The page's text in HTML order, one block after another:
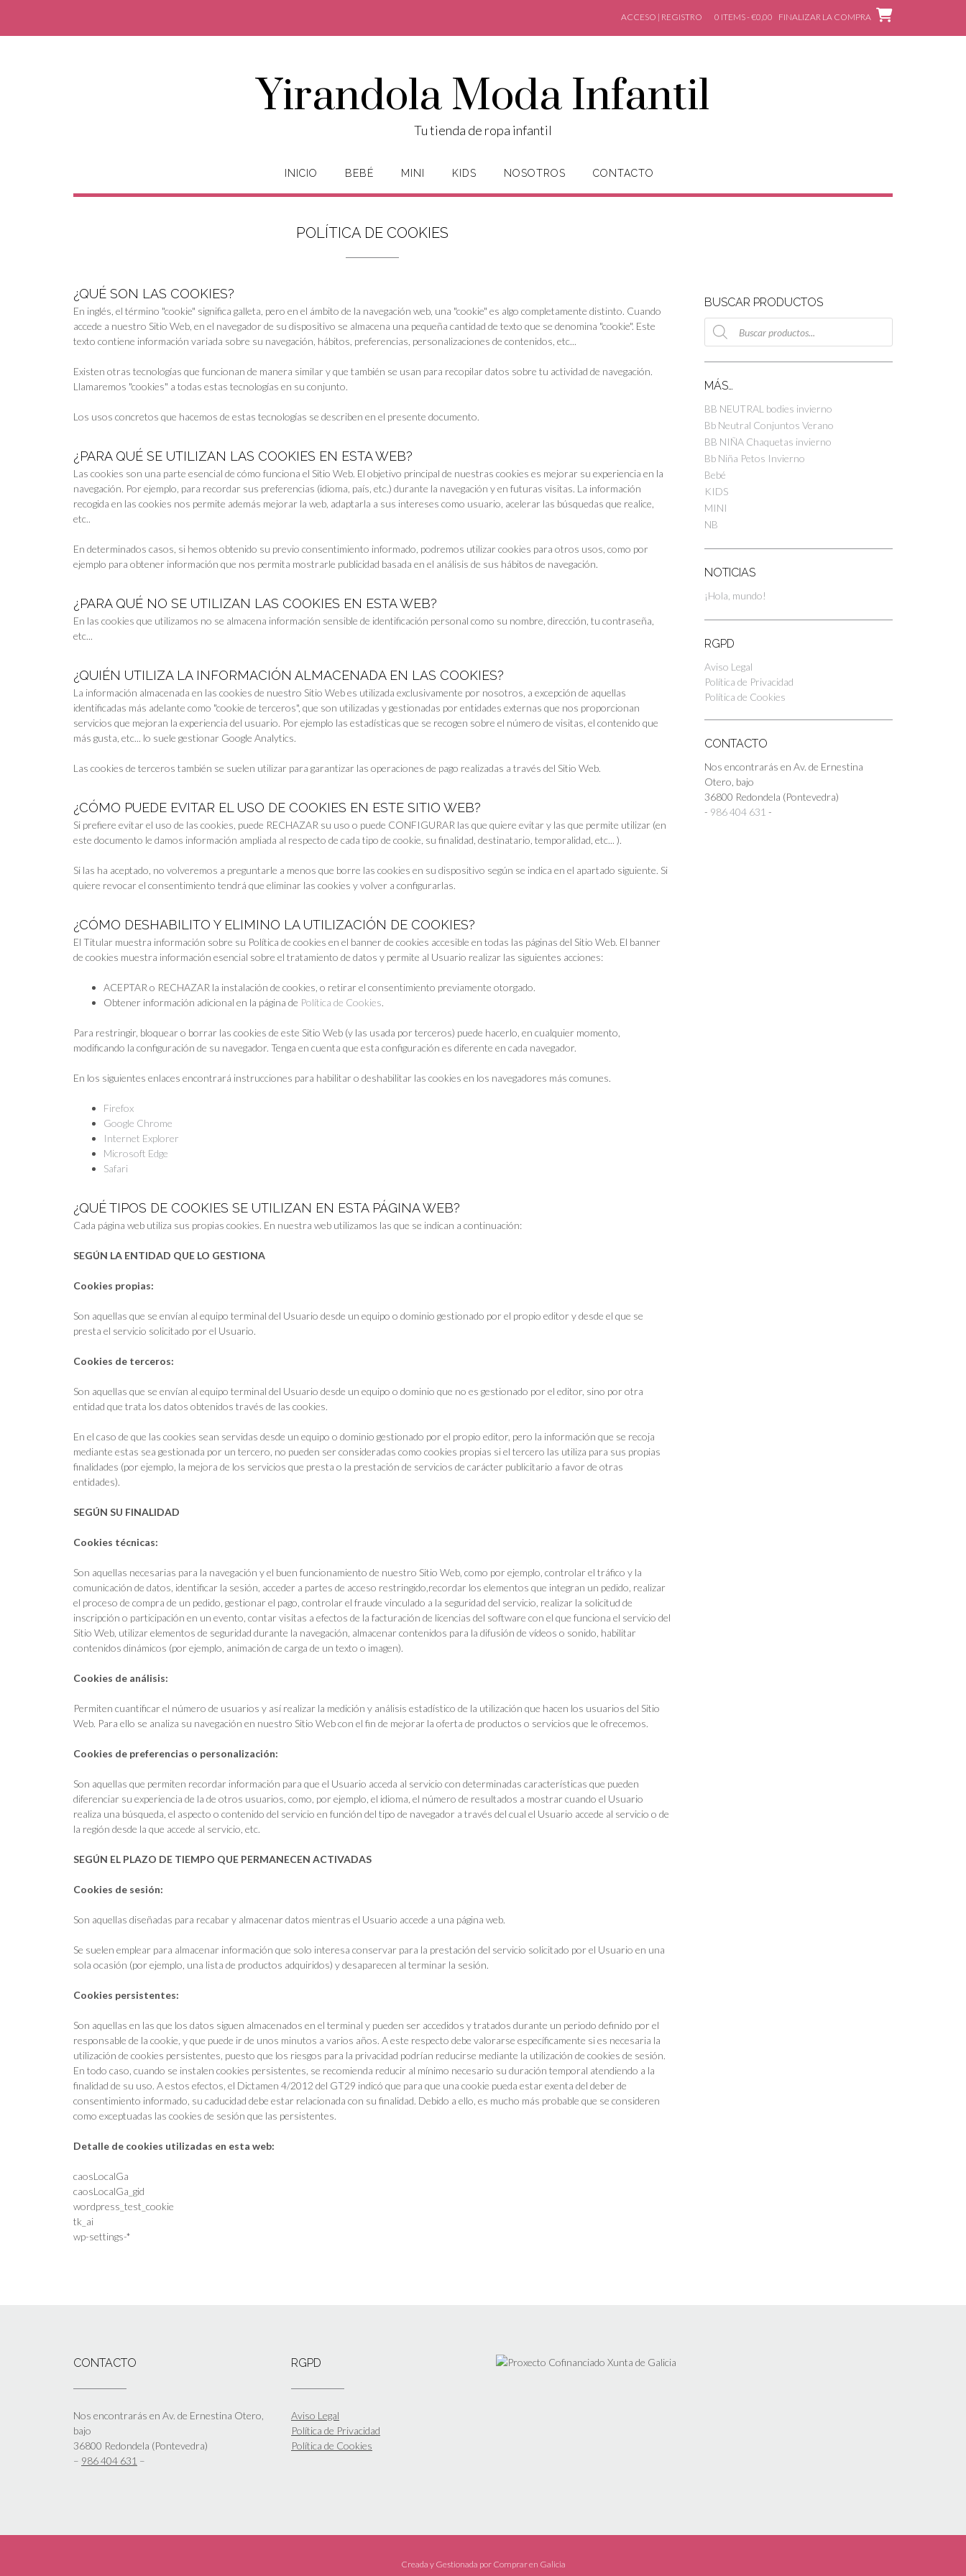
contenido
ACCESO | REGISTRO 0 ITEMS - €0,00 FINALIZAR LA COMPRA
Yirandola Moda Infantil
Tu tienda de ropa infantil
INICIO BEBÉ MINI KIDS NOSOTROS CONTACTO
POLÍTICA DE COOKIES
¿QUÉ SON LAS COOKIES?
En inglés, el término "cookie" significa galleta, pero en el ámbito de la navegación web, una "cookie" es algo completamente distinto. Cuando
accede a nuestro Sitio Web, en el navegador de su dispositivo se almacena una pequeña cantidad de texto que se denomina "cookie". Este
texto contiene información variada sobre su navegación, hábitos, preferencias, personalizaciones de contenidos, etc...
Existen otras tecnologías que funcionan de manera similar y que también se usan para recopilar datos sobre tu actividad de navegación.
Llamaremos "cookies" a todas estas tecnologías en su conjunto.
Los usos concretos que hacemos de estas tecnologías se describen en el presente documento.
¿PARA QUÉ SE UTILIZAN LAS COOKIES EN ESTA WEB?
Las cookies son una parte esencial de cómo funciona el Sitio Web. El objetivo principal de nuestras cookies es mejorar su experiencia en la
navegación. Por ejemplo, para recordar sus preferencias (idioma, país, etc.) durante la navegación y en futuras visitas. La información
recogida en las cookies nos permite además mejorar la web, adaptarla a sus intereses como usuario, acelerar las búsquedas que realice,
etc..
En determinados casos, si hemos obtenido su previo consentimiento informado, podremos utilizar cookies para otros usos, como por
ejemplo para obtener información que nos permita mostrarle publicidad basada en el análisis de sus hábitos de navegación.
¿PARA QUÉ NO SE UTILIZAN LAS COOKIES EN ESTA WEB?
En las cookies que utilizamos no se almacena información sensible de identificación personal como su nombre, dirección, tu contraseña,
etc...
¿QUIÉN UTILIZA LA INFORMACIÓN ALMACENADA EN LAS COOKIES?
La información almacenada en las cookies de nuestro Sitio Web es utilizada exclusivamente por nosotros, a excepción de aquellas
identificadas más adelante como "cookie de terceros", que son utilizadas y gestionadas por entidades externas que nos proporcionan
servicios que mejoran la experiencia del usuario. Por ejemplo las estadísticas que se recogen sobre el número de visitas, el contenido que
más gusta, etc... lo suele gestionar Google Analytics.
Las cookies de terceros también se suelen utilizar para garantizar las operaciones de pago realizadas a través del Sitio Web.
¿CÓMO PUEDE EVITAR EL USO DE COOKIES EN ESTE SITIO WEB?
Si prefiere evitar el uso de las cookies, puede RECHAZAR su uso o puede CONFIGURAR las que quiere evitar y las que permite utilizar (en
este documento le damos información ampliada al respecto de cada tipo de cookie, su finalidad, destinatario, temporalidad, etc... ).
Si las ha aceptado, no volveremos a preguntarle a menos que borre las cookies en su dispositivo según se indica en el apartado siguiente. Si
quiere revocar el consentimiento tendrá que eliminar las cookies y volver a configurarlas.
¿CÓMO DESHABILITO Y ELIMINO LA UTILIZACIÓN DE COOKIES?
El Titular muestra información sobre su Política de cookies en el banner de cookies accesible en todas las páginas del Sitio Web. El banner
de cookies muestra información esencial sobre el tratamiento de datos y permite al Usuario realizar las siguientes acciones:
ACEPTAR o RECHAZAR la instalación de cookies, o retirar el consentimiento previamente otorgado.
Obtener información adicional en la página de Política de Cookies.
Para restringir, bloquear o borrar las cookies de este Sitio Web (y las usada por terceros) puede hacerlo, en cualquier momento,
modificando la configuración de su navegador. Tenga en cuenta que esta configuración es diferente en cada navegador.
En los siguientes enlaces encontrará instrucciones para habilitar o deshabilitar las cookies en los navegadores más comunes.
Firefox
Google Chrome
Internet Explorer
Microsoft Edge
Safari
¿QUÉ TIPOS DE COOKIES SE UTILIZAN EN ESTA PÁGINA WEB?
Cada página web utiliza sus propias cookies. En nuestra web utilizamos las que se indican a continuación:
SEGÚN LA ENTIDAD QUE LO GESTIONA
Cookies propias:
Son aquellas que se envían al equipo terminal del Usuario desde un equipo o dominio gestionado por el propio editor y desde el que se
presta el servicio solicitado por el Usuario.
Cookies de terceros:
Son aquellas que se envían al equipo terminal del Usuario desde un equipo o dominio que no es gestionado por el editor, sino por otra
entidad que trata los datos obtenidos través de las cookies.
En el caso de que las cookies sean servidas desde un equipo o dominio gestionado por el propio editor, pero la información que se recoja
mediante estas sea gestionada por un tercero, no pueden ser consideradas como cookies propias si el tercero las utiliza para sus propias
finalidades (por ejemplo, la mejora de los servicios que presta o la prestación de servicios de carácter publicitario a favor de otras
entidades).
SEGÚN SU FINALIDAD
Cookies técnicas:
Son aquellas necesarias para la navegación y el buen funcionamiento de nuestro Sitio Web, como por ejemplo, controlar el tráfico y la
comunicación de datos, identificar la sesión, acceder a partes de acceso restringido,recordar los elementos que integran un pedido, realizar
el proceso de compra de un pedido, gestionar el pago, controlar el fraude vinculado a la seguridad del servicio, realizar la solicitud de
inscripción o participación en un evento, contar visitas a efectos de la facturación de licencias del software con el que funciona el servicio del
Sitio Web, utilizar elementos de seguridad durante la navegación, almacenar contenidos para la difusión de vídeos o sonido, habilitar
contenidos dinámicos (por ejemplo, animación de carga de un texto o imagen).
Cookies de análisis:
Permiten cuantificar el número de usuarios y así realizar la medición y análisis estadístico de la utilización que hacen los usuarios del Sitio
Web. Para ello se analiza su navegación en nuestro Sitio Web con el fin de mejorar la oferta de productos o servicios que le ofrecemos.
Cookies de preferencias o personalización:
Son aquellas que permiten recordar información para que el Usuario acceda al servicio con determinadas características que pueden
diferenciar su experiencia de la de otros usuarios, como, por ejemplo, el idioma, el número de resultados a mostrar cuando el Usuario
realiza una búsqueda, el aspecto o contenido del servicio en función del tipo de navegador a través del cual el Usuario accede al servicio o de
la región desde la que accede al servicio, etc.
SEGÚN EL PLAZO DE TIEMPO QUE PERMANECEN ACTIVADAS
Cookies de sesión:
Son aquellas diseñadas para recabar y almacenar datos mientras el Usuario accede a una página web.
Se suelen emplear para almacenar información que solo interesa conservar para la prestación del servicio solicitado por el Usuario en una
sola ocasión (por ejemplo, una lista de productos adquiridos) y desaparecen al terminar la sesión.
Cookies persistentes:
Son aquellas en las que los datos siguen almacenados en el terminal y pueden ser accedidos y tratados durante un periodo definido por el
responsable de la cookie, y que puede ir de unos minutos a varios años. A este respecto debe valorarse específicamente si es necesaria la
utilización de cookies persistentes, puesto que los riesgos para la privacidad podrían reducirse mediante la utilización de cookies de sesión.
En todo caso, cuando se instalen cookies persistentes, se recomienda reducir al mínimo necesario su duración temporal atendiendo a la
finalidad de su uso. A estos efectos, el Dictamen 4/2012 del GT29 indicó que para que una cookie pueda estar exenta del deber de
consentimiento informado, su caducidad debe estar relacionada con su finalidad. Debido a ello, es mucho más probable que se consideren
como exceptuadas las cookies de sesión que las persistentes.
Detalle de cookies utilizadas en esta web:
caosLocalGa
caosLocalGa_gid
wordpress_test_cookie
tk_ai
wp-settings-*
BUSCAR PRODUCTOS
Búsqueda
de
productos
MÁS…
BB NEUTRAL bodies invierno
Bb Neutral Conjuntos Verano
BB NIÑA Chaquetas invierno
Bb Niña Petos Invierno
Bebé
KIDS
MINI
NB
NOTICIAS
¡Hola, mundo!
RGPD
Aviso Legal
Política de Privacidad
Política de Cookies
CONTACTO
Nos encontrarás en Av. de Ernestina
Otero, bajo
36800 Redondela (Pontevedra)
- 986 404 631 -
CONTACTO
Nos encontrarás en Av. de Ernestina Otero,
bajo
36800 Redondela (Pontevedra)
– 986 404 631 –
RGPD
Aviso Legal
Política de Privacidad
Política de Cookies
Creada y Gestionada por Comprar en Galicia